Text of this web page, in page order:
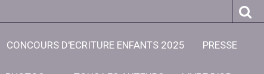
CONCOURS D'ECRITURE ENFANTS 2025 PRESSE